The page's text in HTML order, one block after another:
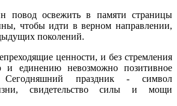
повод освежить в памяти страницы
чтобы идти в верном направлении,
поколений.
ценности, и без стремления
и единению невозможно позитивное
Сегодняшний праздник - символ
свидетельство силы и мощи